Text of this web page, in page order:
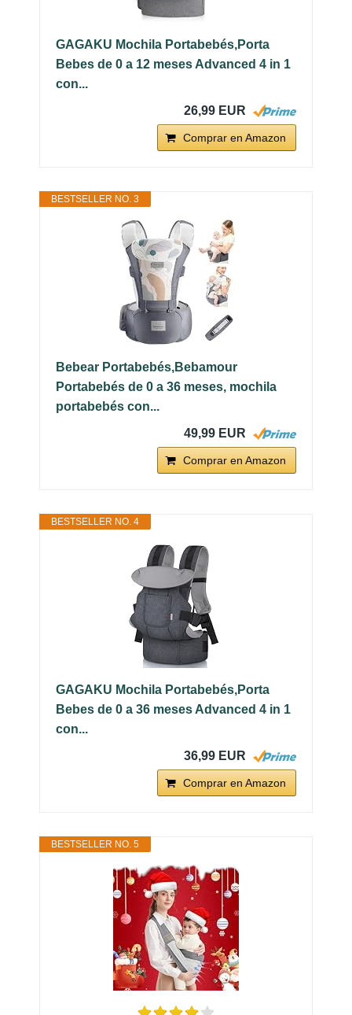
GAGAKU Mochila Portabebés,Porta
Bebes de 0 a 12 meses Advanced 4 in 1
con...
26,99 EUR
Comprar en Amazon
BESTSELLER NO. 3
Bebear Portabebés,Bebamour
Portabebés de 0 a 36 meses, mochila
portabebés con...
49,99 EUR
Comprar en Amazon
BESTSELLER NO. 4
GAGAKU Mochila Portabebés,Porta
Bebes de 0 a 36 meses Advanced 4 in 1
con...
36,99 EUR
Comprar en Amazon
BESTSELLER NO. 5